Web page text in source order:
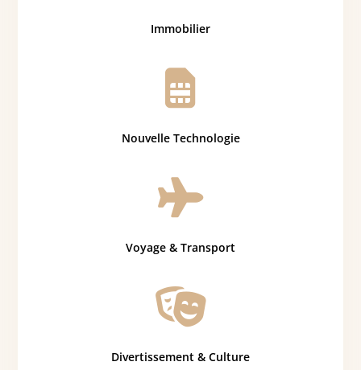
Immobilier

Nouvelle Technologie

Voyage & Transport

Divertissement & Culture